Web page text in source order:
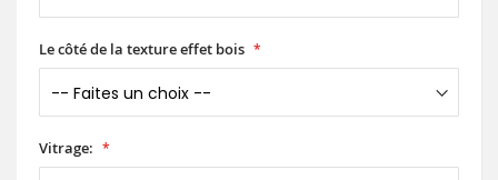
Le côté de la texture effet bois
Vitrage: